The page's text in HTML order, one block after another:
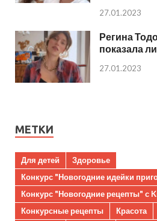
27.01.2023
Регина
показала
27.01.2023
МЕТКИ
Для детей
Здоровье
Конкурс "Новогодние идейки
Конкурс "Новогодние рецепты" с
Конкурсные рецепты
Красота